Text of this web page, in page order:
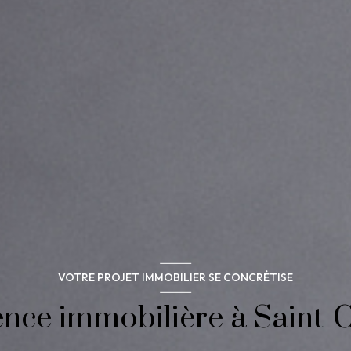
VOTRE PROJET IMMOBILIER SE CONCRÉTISE
immobilière à Saint-